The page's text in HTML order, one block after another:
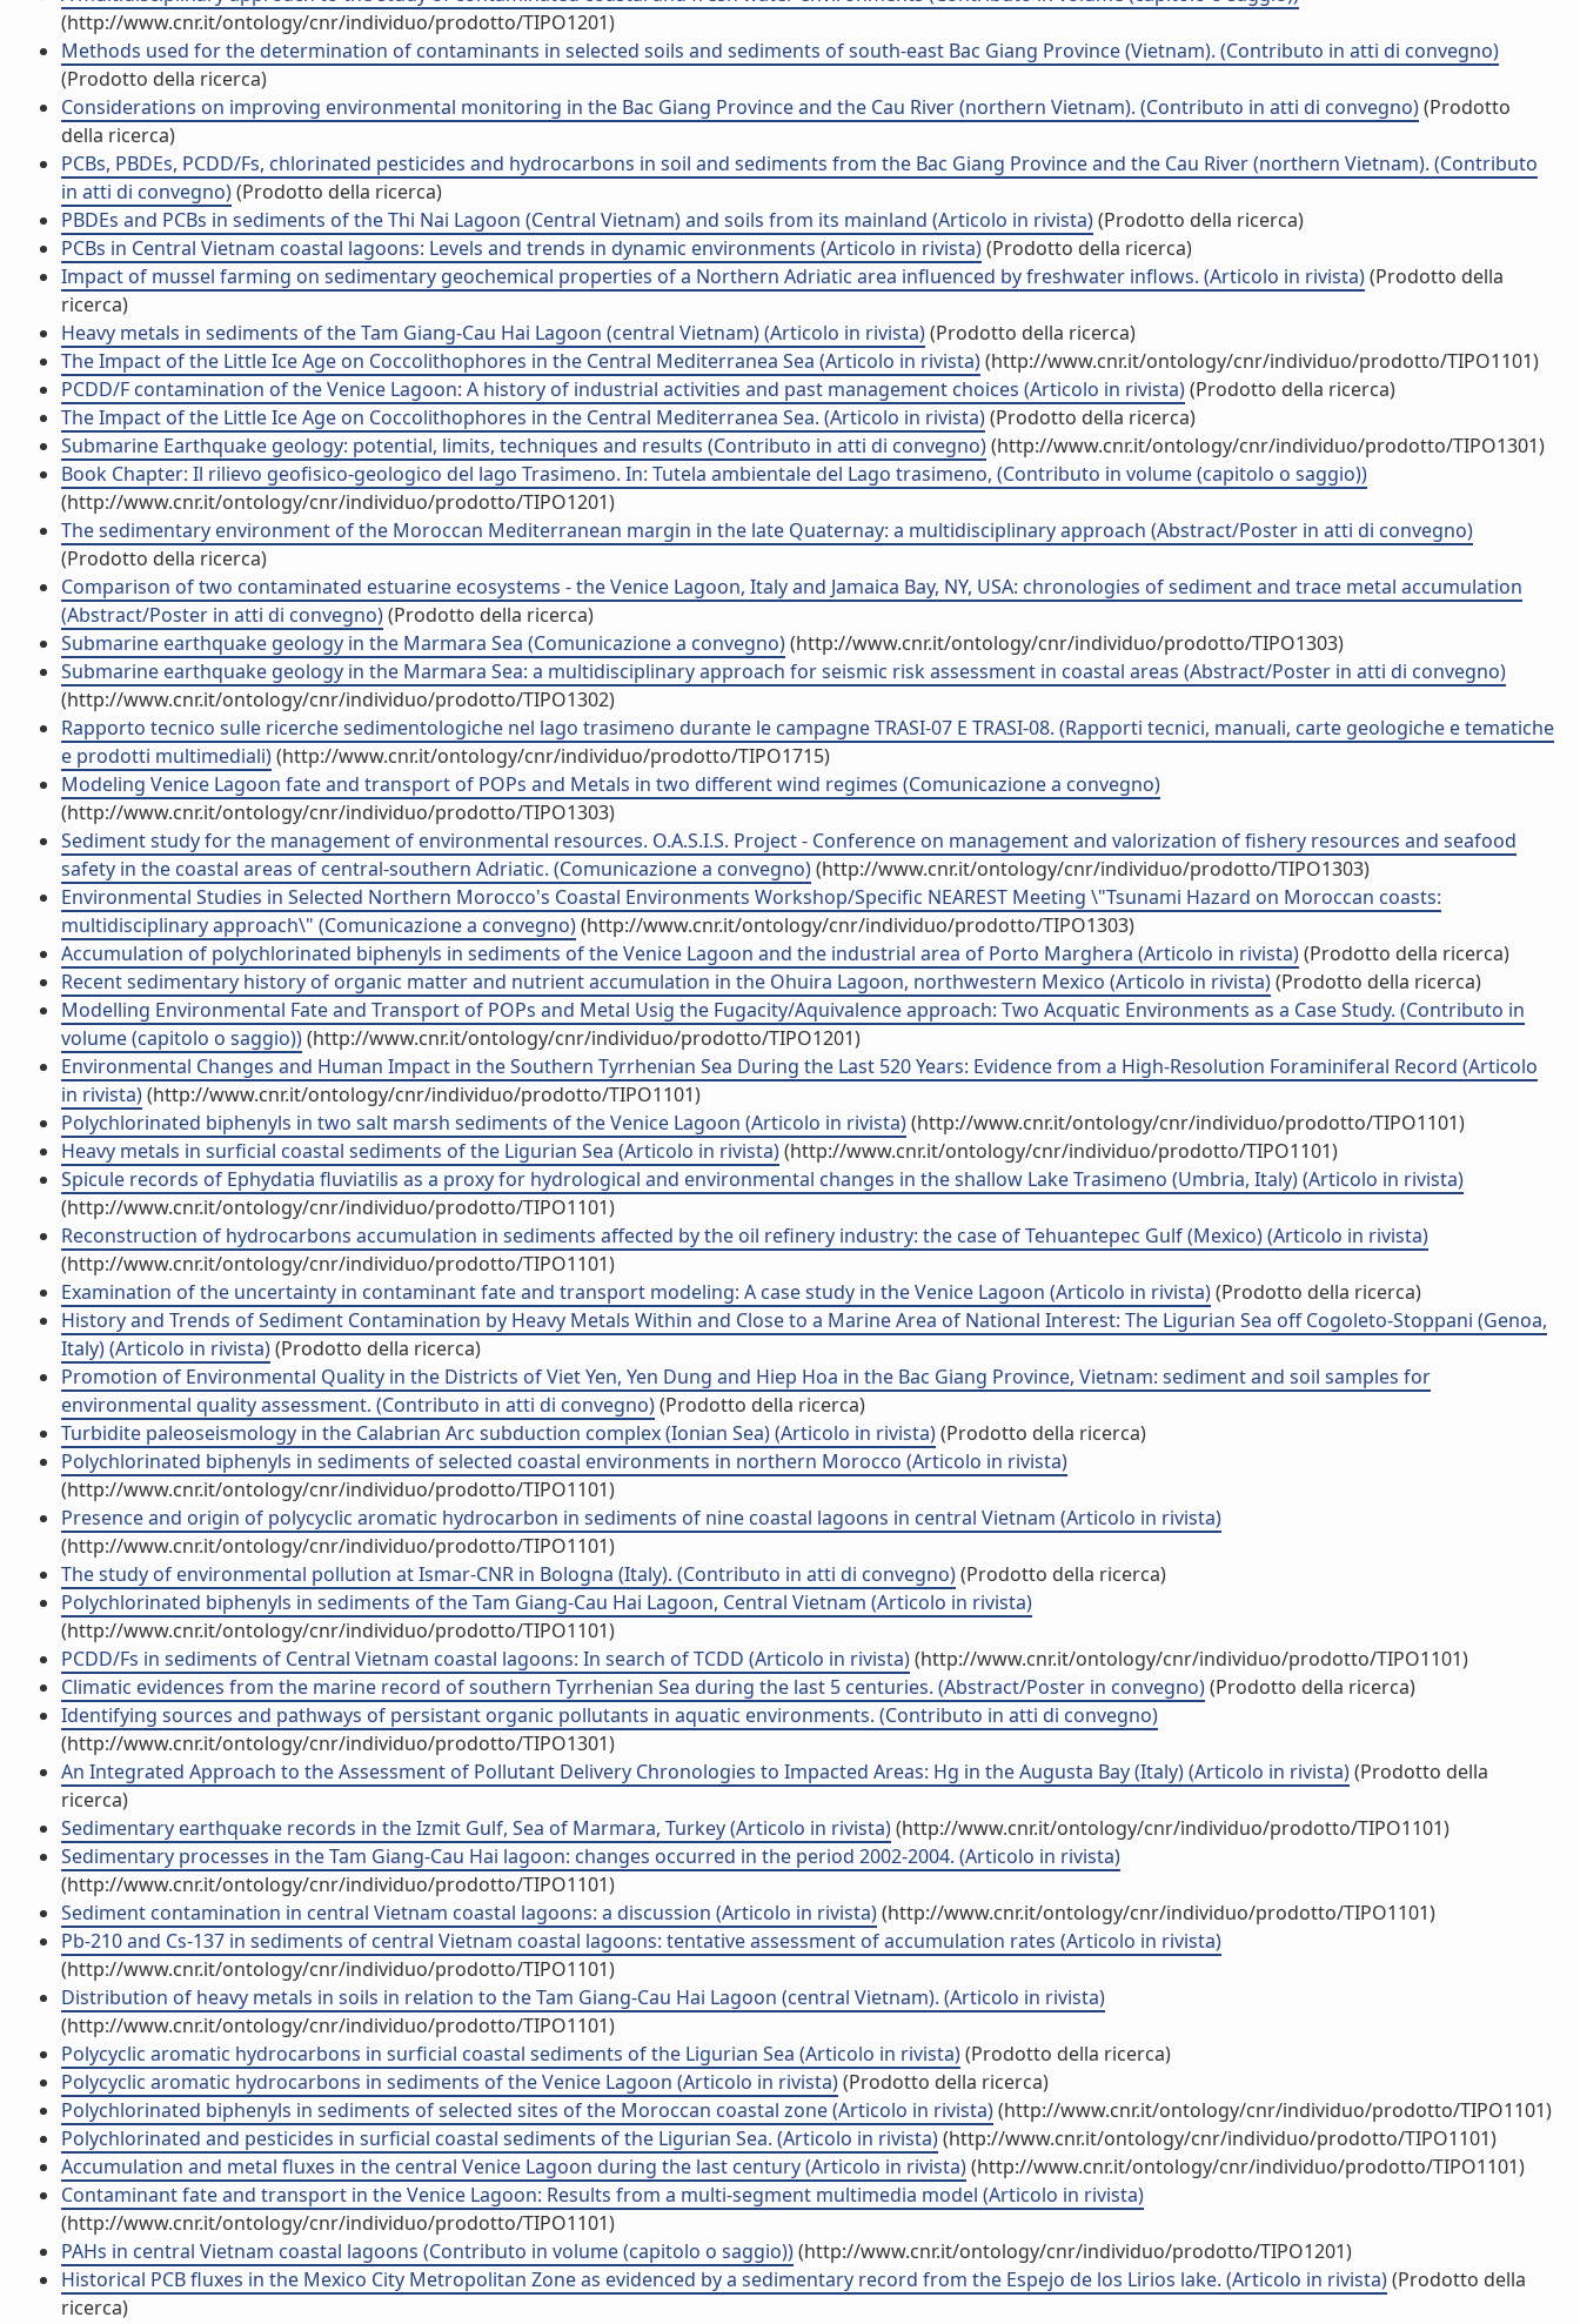
(http://www.cnr.it/ontology/cnr/individuo/prodotto/TIPO1201)
Methods used for the determination of contaminants in selected soils and sediments of south-east Bac Giang Province (Vietnam). (Contributo in atti di convegno)
(Prodotto della ricerca)
Considerations on improving environmental monitoring in the Bac Giang Province and the Cau River (northern Vietnam). (Contributo in atti di convegno)(Prodotto
della ricerca)
PCBs, PBDEs, PCDD/Fs, chlorinated pesticides and hydrocarbons in soil and sediments from the Bac Giang Province and the Cau River (northern Vietnam). (Contributo
in atti di convegno)(Prodotto della ricerca)
PBDEs and PCBs in sediments of the Thi Nai Lagoon (Central Vietnam) and soils from its mainland (Articolo in rivista)(Prodotto della ricerca)
PCBs in Central Vietnam coastal lagoons: Levels and trends in dynamic environments (Articolo in rivista)(Prodotto della ricerca)
Impact of mussel farming on sedimentary geochemical properties of a Northern Adriatic area influenced by freshwater inflows. (Articolo in rivista)(Prodotto della
ricerca)
Heavy metals in sediments of the Tam Giang-Cau Hai Lagoon (central Vietnam) (Articolo in rivista)(Prodotto della ricerca)
The Impact of the Little Ice Age on Coccolithophores in the Central Mediterranea Sea (Articolo in rivista)(http://www.cnr.it/ontology/cnr/individuo/prodotto/TIPO1101)
PCDD/F contamination of the Venice Lagoon: A history of industrial activities and past management choices (Articolo in rivista)(Prodotto della ricerca)
The Impact of the Little Ice Age on Coccolithophores in the Central Mediterranea Sea. (Articolo in rivista)(Prodotto della ricerca)
Submarine Earthquake geology: potential, limits, techniques and results (Contributo in atti di convegno)(http://www.cnr.it/ontology/cnr/individuo/prodotto/TIPO1301)
Book Chapter: Il rilievo geofisico-geologico del lago Trasimeno. In: Tutela ambientale del Lago trasimeno, (Contributo in volume (capitolo o saggio))
(http://www.cnr.it/ontology/cnr/individuo/prodotto/TIPO1201)
The sedimentary environment of the Moroccan Mediterranean margin in the late Quaternay: a multidisciplinary approach (Abstract/Poster in atti di convegno)
(Prodotto della ricerca)
Comparison of two contaminated estuarine ecosystems - the Venice Lagoon, Italy and Jamaica Bay, NY, USA: chronologies of sediment and trace metal accumulation
(Abstract/Poster in atti di convegno)(Prodotto della ricerca)
Submarine earthquake geology in the Marmara Sea (Comunicazione a convegno)(http://www.cnr.it/ontology/cnr/individuo/prodotto/TIPO1303)
Submarine earthquake geology in the Marmara Sea: a multidisciplinary approach for seismic risk assessment in coastal areas (Abstract/Poster in atti di convegno)
(http://www.cnr.it/ontology/cnr/individuo/prodotto/TIPO1302)
Rapporto tecnico sulle ricerche sedimentologiche nel lago trasimeno durante le campagne TRASI-07 E TRASI-08. (Rapporti tecnici, manuali, carte geologiche e tematiche
e prodotti multimediali)(http://www.cnr.it/ontology/cnr/individuo/prodotto/TIPO1715)
Modeling Venice Lagoon fate and transport of POPs and Metals in two different wind regimes (Comunicazione a convegno)
(http://www.cnr.it/ontology/cnr/individuo/prodotto/TIPO1303)
Sediment study for the management of environmental resources. O.A.S.I.S. Project - Conference on management and valorization of fishery resources and seafood
safety in the coastal areas of central-southern Adriatic. (Comunicazione a convegno)(http://www.cnr.it/ontology/cnr/individuo/prodotto/TIPO1303)
Environmental Studies in Selected Northern Morocco's Coastal Environments Workshop/Specific NEAREST Meeting \"Tsunami Hazard on Moroccan coasts:
multidisciplinary approach\" (Comunicazione a convegno)(http://www.cnr.it/ontology/cnr/individuo/prodotto/TIPO1303)
Accumulation of polychlorinated biphenyls in sediments of the Venice Lagoon and the industrial area of Porto Marghera (Articolo in rivista)(Prodotto della ricerca)
Recent sedimentary history of organic matter and nutrient accumulation in the Ohuira Lagoon, northwestern Mexico (Articolo in rivista)(Prodotto della ricerca)
Modelling Environmental Fate and Transport of POPs and Metal Usig the Fugacity/Aquivalence approach: Two Acquatic Environments as a Case Study. (Contributo in
volume (capitolo o saggio))(http://www.cnr.it/ontology/cnr/individuo/prodotto/TIPO1201)
Environmental Changes and Human Impact in the Southern Tyrrhenian Sea During the Last 520 Years: Evidence from a High-Resolution Foraminiferal Record (Articolo
in rivista)(http://www.cnr.it/ontology/cnr/individuo/prodotto/TIPO1101)
Polychlorinated biphenyls in two salt marsh sediments of the Venice Lagoon (Articolo in rivista)(http://www.cnr.it/ontology/cnr/individuo/prodotto/TIPO1101)
Heavy metals in surficial coastal sediments of the Ligurian Sea (Articolo in rivista)(http://www.cnr.it/ontology/cnr/individuo/prodotto/TIPO1101)
Spicule records of Ephydatia fluviatilis as a proxy for hydrological and environmental changes in the shallow Lake Trasimeno (Umbria, Italy) (Articolo in rivista)
(http://www.cnr.it/ontology/cnr/individuo/prodotto/TIPO1101)
Reconstruction of hydrocarbons accumulation in sediments affected by the oil refinery industry: the case of Tehuantepec Gulf (Mexico) (Articolo in rivista)
(http://www.cnr.it/ontology/cnr/individuo/prodotto/TIPO1101)
Examination of the uncertainty in contaminant fate and transport modeling: A case study in the Venice Lagoon (Articolo in rivista)(Prodotto della ricerca)
History and Trends of Sediment Contamination by Heavy Metals Within and Close to a Marine Area of National Interest: The Ligurian Sea off Cogoleto-Stoppani (Genoa,
Italy) (Articolo in rivista)(Prodotto della ricerca)
Promotion of Environmental Quality in the Districts of Viet Yen, Yen Dung and Hiep Hoa in the Bac Giang Province, Vietnam: sediment and soil samples for
environmental quality assessment. (Contributo in atti di convegno)(Prodotto della ricerca)
Turbidite paleoseismology in the Calabrian Arc subduction complex (Ionian Sea) (Articolo in rivista)(Prodotto della ricerca)
Polychlorinated biphenyls in sediments of selected coastal environments in northern Morocco (Articolo in rivista)
(http://www.cnr.it/ontology/cnr/individuo/prodotto/TIPO1101)
Presence and origin of polycyclic aromatic hydrocarbon in sediments of nine coastal lagoons in central Vietnam (Articolo in rivista)
(http://www.cnr.it/ontology/cnr/individuo/prodotto/TIPO1101)
The study of environmental pollution at Ismar-CNR in Bologna (Italy). (Contributo in atti di convegno)(Prodotto della ricerca)
Polychlorinated biphenyls in sediments of the Tam Giang-Cau Hai Lagoon, Central Vietnam (Articolo in rivista)
(http://www.cnr.it/ontology/cnr/individuo/prodotto/TIPO1101)
PCDD/Fs in sediments of Central Vietnam coastal lagoons: In search of TCDD (Articolo in rivista)(http://www.cnr.it/ontology/cnr/individuo/prodotto/TIPO1101)
Climatic evidences from the marine record of southern Tyrrhenian Sea during the last 5 centuries. (Abstract/Poster in convegno)(Prodotto della ricerca)
Identifying sources and pathways of persistant organic pollutants in aquatic environments. (Contributo in atti di convegno)
(http://www.cnr.it/ontology/cnr/individuo/prodotto/TIPO1301)
An Integrated Approach to the Assessment of Pollutant Delivery Chronologies to Impacted Areas: Hg in the Augusta Bay (Italy) (Articolo in rivista)(Prodotto della
ricerca)
Sedimentary earthquake records in the Izmit Gulf, Sea of Marmara, Turkey (Articolo in rivista)(http://www.cnr.it/ontology/cnr/individuo/prodotto/TIPO1101)
Sedimentary processes in the Tam Giang-Cau Hai lagoon: changes occurred in the period 2002-2004. (Articolo in rivista)
(http://www.cnr.it/ontology/cnr/individuo/prodotto/TIPO1101)
Sediment contamination in central Vietnam coastal lagoons: a discussion (Articolo in rivista)(http://www.cnr.it/ontology/cnr/individuo/prodotto/TIPO1101)
Pb-210 and Cs-137 in sediments of central Vietnam coastal lagoons: tentative assessment of accumulation rates (Articolo in rivista)
(http://www.cnr.it/ontology/cnr/individuo/prodotto/TIPO1101)
Distribution of heavy metals in soils in relation to the Tam Giang-Cau Hai Lagoon (central Vietnam). (Articolo in rivista)
(http://www.cnr.it/ontology/cnr/individuo/prodotto/TIPO1101)
Polycyclic aromatic hydrocarbons in surficial coastal sediments of the Ligurian Sea (Articolo in rivista)(Prodotto della ricerca)
Polycyclic aromatic hydrocarbons in sediments of the Venice Lagoon (Articolo in rivista)(Prodotto della ricerca)
Polychlorinated biphenyls in sediments of selected sites of the Moroccan coastal zone (Articolo in rivista)(http://www.cnr.it/ontology/cnr/individuo/prodotto/TIPO1101)
Polychlorinated and pesticides in surficial coastal sediments of the Ligurian Sea. (Articolo in rivista)(http://www.cnr.it/ontology/cnr/individuo/prodotto/TIPO1101)
Accumulation and metal fluxes in the central Venice Lagoon during the last century (Articolo in rivista)(http://www.cnr.it/ontology/cnr/individuo/prodotto/TIPO1101)
Contaminant fate and transport in the Venice Lagoon: Results from a multi-segment multimedia model (Articolo in rivista)
(http://www.cnr.it/ontology/cnr/individuo/prodotto/TIPO1101)
PAHs in central Vietnam coastal lagoons (Contributo in volume (capitolo o saggio))(http://www.cnr.it/ontology/cnr/individuo/prodotto/TIPO1201)
Historical PCB fluxes in the Mexico City Metropolitan Zone as evidenced by a sedimentary record from the Espejo de los Lirios lake. (Articolo in rivista)(Prodotto della
ricerca)